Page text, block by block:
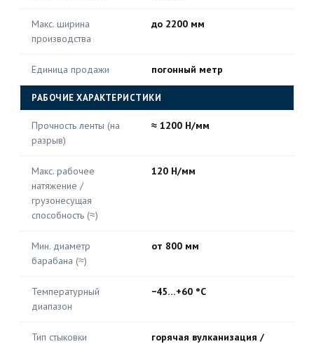
Макс. ширина
производства
до 2200 мм
Единица продажи погонный метр
РАБОЧИЕ ХАРАКТЕРИСТИКИ
Прочность ленты (на
разрыв)
≈ 1200 Н/мм
Макс. рабочее
натяжение /
грузонесущая
способность (≈)
120 Н/мм
Мин. диаметр
барабана (≈)
от 800 мм
Температурный
диапазон
−45…+60 °C
Тип стыковки
горячая вулканизация /